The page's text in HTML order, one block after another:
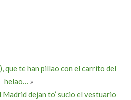
que te han pillao con el carrito del
helao… »
dejan to’ sucio el vestuario